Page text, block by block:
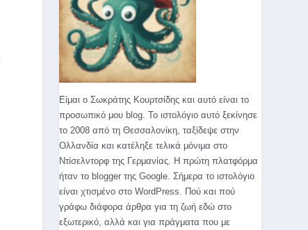
Είμαι ο Σωκράτης Κουρτσίδης και αυτό είναι το
προσωπικό μου blog. Το ιστολόγιο αυτό ξεκίνησε
το 2008 από τη Θεσσαλονίκη, ταξίδεψε στην
Ολλανδία και κατέληξε τελικά μόνιμα στο
Ντίσελντορφ της Γερμανίας. Η πρώτη πλατφόρμα
ήταν το blogger της Google. Σήμερα το ιστολόγιο
είναι χτισμένο στο WordPress. Πού και πού
γράφω διάφορα άρθρα για τη ζωή εδώ στο
εξωτερικό, αλλά και για πράγματα που με